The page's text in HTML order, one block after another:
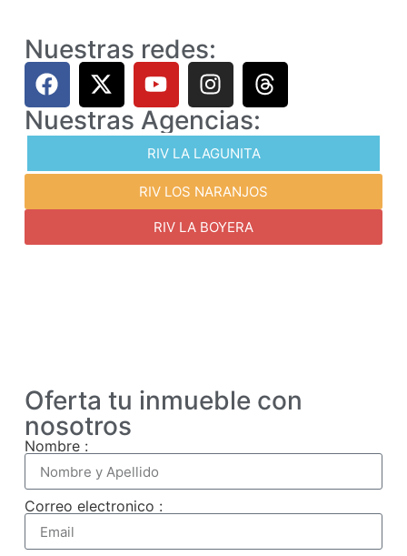
Nuestras redes:
Nuestras Agencias:
RIV LA LAGUNITA
RIV LOS NARANJOS
RIV LA BOYERA
Oferta tu inmueble con
nosotros
Nombre :
Correo electronico :